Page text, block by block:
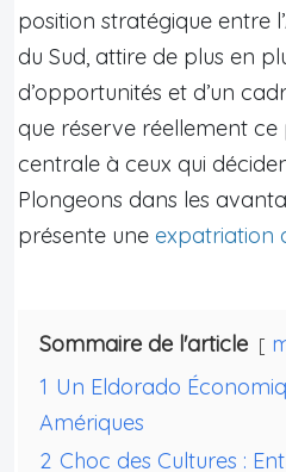
position stratégique entre
du Sud, attire de plus en
d’opportunités et d’un
que réserve réellement ce
centrale à ceux qui
Plongeons dans les
présente une expatriation
Sommaire de l'article
1 Un Eldorado
Amériques
2 Choc des Cultures :